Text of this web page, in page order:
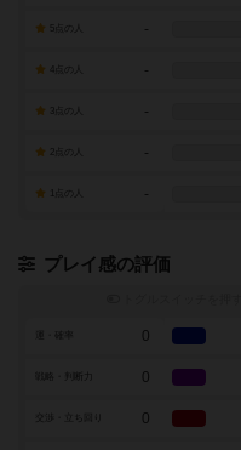
-
-
-
-
-
プレイ感の評価
0
戦略・判断力 0
0